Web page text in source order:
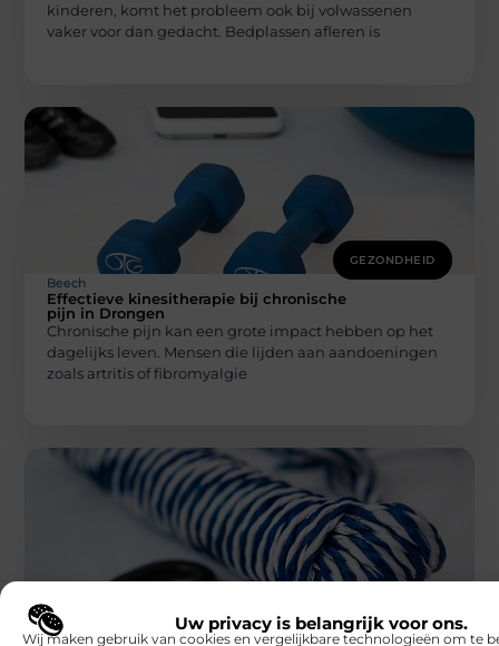
Uw privacy is belangrijk voor ons.
Wij maken gebruik van cookies en vergelijkbare technologieën om te
kinderen, komt het probleem ook bij volwassenen
vaker voor dan gedacht. Bedplassen afleren is
GEZONDHEID
Beech
Effectieve kinesitherapie bij chronische
pijn in Drongen
Chronische pijn kan een grote impact hebben op het
dagelijks leven. Mensen die lijden aan aandoeningen
zoals artritis of fibromyalgie
Beech
Uw apotheek in Lier: innovatieve